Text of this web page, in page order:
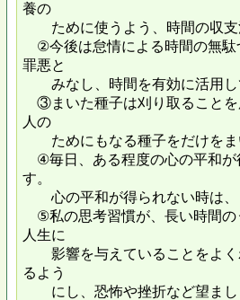
養の
ために使うよう、時間の収支
②今後は怠情による時間の無駄
罪悪と
みなし、時間を有効に活用し
③まいた種子は刈り取ることを
人の
ためにもなる種子をだけをま
④毎日、ある程度の心の平和が
す。
心の平和が得られない時は、
⑤私の思考習慣が、長い時間の
人生に
影響を与えていることをよく
るよう
にし、恐怖や挫折など望まし